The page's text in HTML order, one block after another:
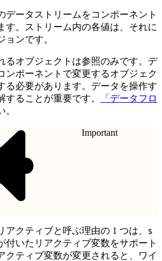
データストリームをコンポーネント
す。ストリーム内の各値は、それに
ョンです。
るオブジェクトは参照のみです。デ
ンポーネントで変更するオブジェク
る必要があります。データを操作す
することが重要です。
「データフロ
Important
アクティブと呼ぶ理由の 1 つは、 $
付いたリアクティブ変数をサポート
クティブ変数が変更されると、ワイ